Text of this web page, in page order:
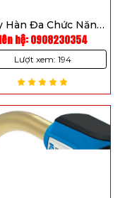
Hàn Đa Chức Năng
ZD7-1250HA Pro
hệ: 0908230354
Lượt xem: 194